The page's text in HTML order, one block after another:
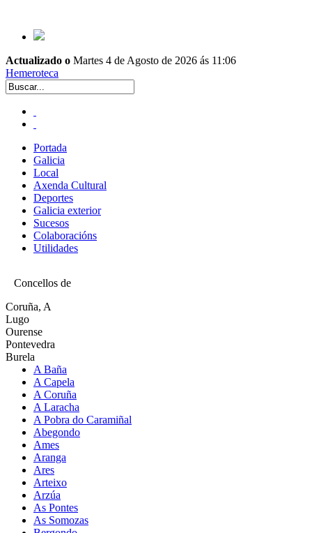
Actualizado o Martes 4 de Agosto de 2026 ás 11:06
Hemeroteca
Portada
Galicia
Local
Axenda Cultural
Deportes
Galicia exterior
Sucesos
Colaboracións
Utilidades
Concellos de
Coruña, A
Lugo
Ourense
Pontevedra
Burela
A Baña
A Capela
A Coruña
A Laracha
A Pobra do Caramiñal
Abegondo
Ames
Aranga
Ares
Arteixo
Arzúa
As Pontes
As Somozas